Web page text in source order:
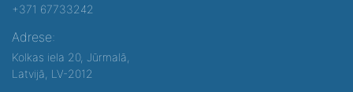
+371 67733242
Adrese:
Kolkas iela 20, Jūrmalā,
Latvijā, LV-2012